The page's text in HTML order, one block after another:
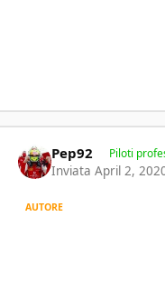
Pep92 Piloti
Inviata April 2,
AUTORE